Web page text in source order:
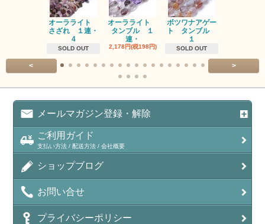
オーラライト
さざれ １連・
4
SOLD OUT
オーラライト
タンブル １
連・
2,178円(税198円)
ボツワナアゲー
ト タンブル
１
SOLD OUT
< >
メールマガジン登録・解除
ご利用ガイド
支払い方法 / 配送方法 / 会社概要
ショップブログ
お問い合せ
プライバシーポリシー